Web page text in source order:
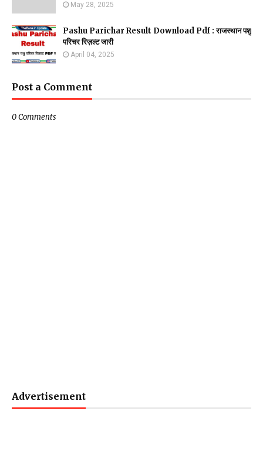
May 28, 2025
Pashu Parichar Result Download Pdf : राजस्थान पशु
परिचर रिज़ल्ट जारी
April 04, 2025
Post a Comment
0 Comments
Advertisement